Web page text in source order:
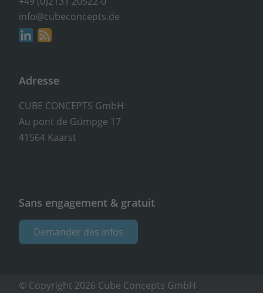
info@cubeconcepts.de
Adresse
CUBE CONCEPTS GmbH
Au pont de Gümpge 17
41564 Kaarst
Sans engagement & gratuit
Demander des infos
© Copyright 2026 Cube Concepts GmbH